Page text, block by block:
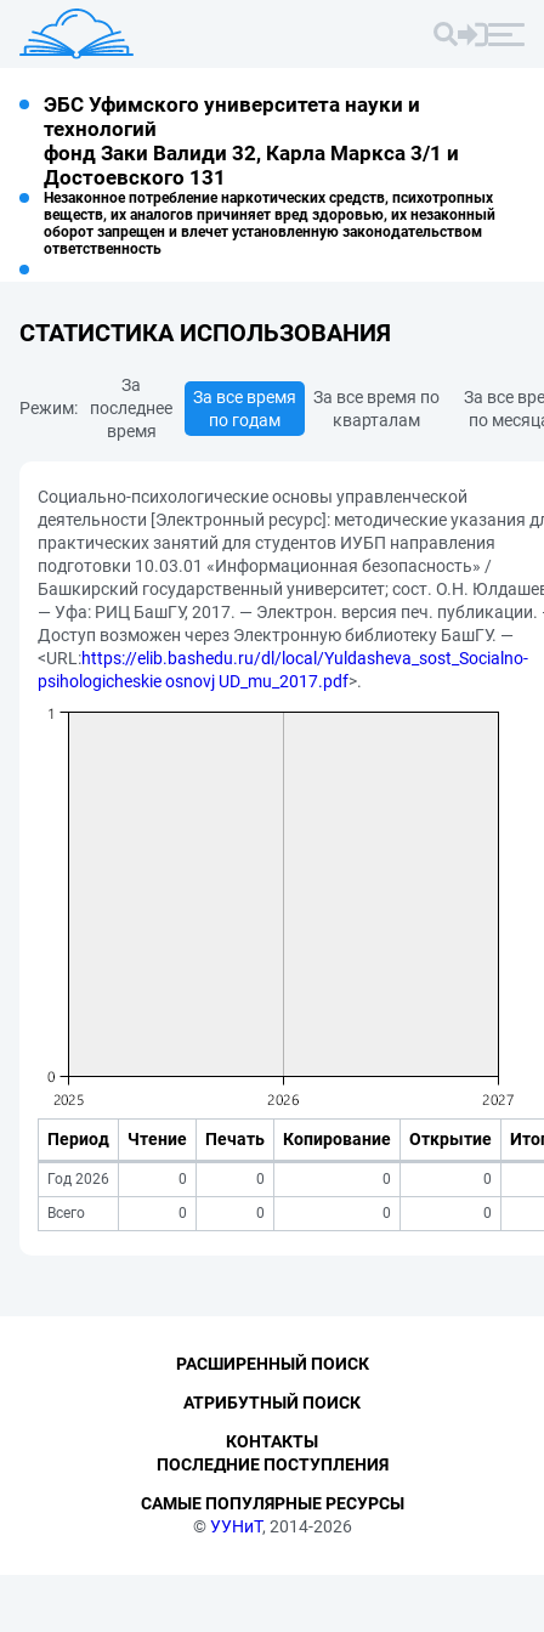
ЭБС Уфимского университета науки и
технологий
фонд Заки Валиди 32, Карла Маркса 3/1 и
Достоевского 131
Незаконное потребление наркотических средств, психотропных
веществ, их аналогов причиняет вред здоровью, их незаконный
оборот запрещен и влечет установленную законодательством
ответственность
СТАТИСТИКА ИСПОЛЬЗОВАНИЯ
Режим:
За
последнее
время
За все время
по годам
За все время по
кварталам
За все
по
Социально-психологические основы управленческой
деятельности [Электронный ресурс]: методические указания
практических занятий для студентов ИУБП направления
подготовки 10.03.01 «Информационная безопасность» /
Башкирский государственный университет; сост. О.Н.
— Уфа: РИЦ БашГУ, 2017. — Электрон. версия печ. публикации.
Доступ возможен через Электронную библиотеку БашГУ. —
<URL:https://elib.bashedu.ru/dl/local/Yuldasheva_sost_Socialno-
psihologicheskie osnovj UD_mu_2017.pdf>.
Период Чтение Печать Копирование Открытие
Год 2026 0 0 0
0
Всего
0 0 0 0
©УУНиТ, 2014-2026
РАСШИРЕННЫЙ ПОИСК
АТРИБУТНЫЙ ПОИСК
КОНТАКТЫ
ПОСЛЕДНИЕ ПОСТУПЛЕНИЯ
САМЫЕ ПОПУЛЯРНЫЕ РЕСУРСЫ